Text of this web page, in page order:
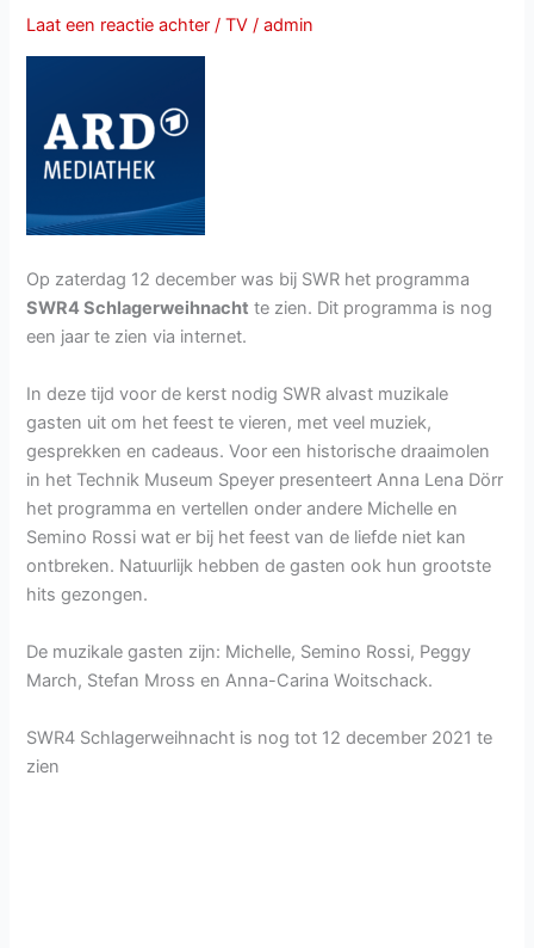
Laat een reactie achter /TV /admin
Op zaterdag 12 december was bij SWR het programma
SWR4 Schlagerweihnacht te zien. Dit programma is nog
een jaar te zien via internet.
In deze tijd voor de kerst nodig SWR alvast muzikale
gasten uit om het feest te vieren, met veel muziek,
gesprekken en cadeaus. Voor een historische draaimolen
in het Technik Museum Speyer presenteert Anna Lena Dörr
het programma en vertellen onder andere Michelle en
Semino Rossi wat er bij het feest van de liefde niet kan
ontbreken. Natuurlijk hebben de gasten ook hun grootste
hits gezongen.
De muzikale gasten zijn: Michelle, Semino Rossi, Peggy
March, Stefan Mross en Anna-Carina Woitschack.
SWR4 Schlagerweihnacht is nog tot 12 december 2021 te
zien